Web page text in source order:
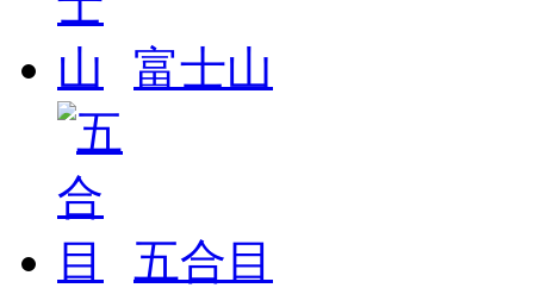
富士山
五合目